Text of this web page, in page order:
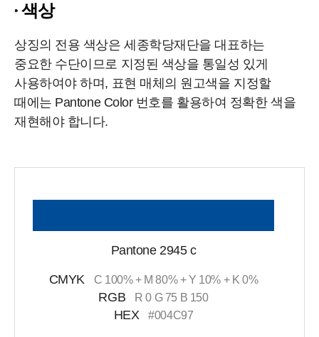
색상
상징의 전용 색상은 세종학당재단을 대표하는
중요한 수단이므로 지정된 색상을 통일성 있게
사용하여야 하며, 표현 매체의 원고색을 지정할
때에는 Pantone Color 번호를 활용하여 정확한 색을
재현해야 합니다.
Pantone 2945 c
CMYK C 100% + M 80% + Y 10% + K 0%
RGB R 0 G 75 B 150
HEX #004C97